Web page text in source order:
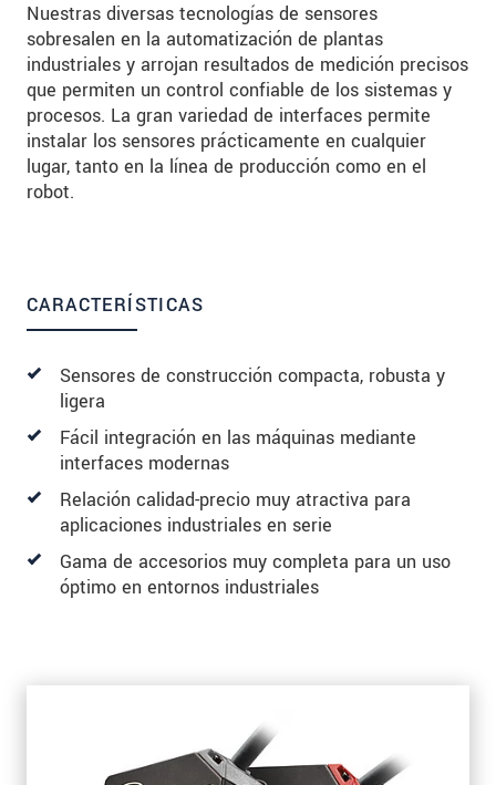
Nuestras diversas tecnologías de sensores
sobresalen en la automatización de plantas
industriales y arrojan resultados de medición precisos
que permiten un control confiable de los sistemas y
procesos. La gran variedad de interfaces permite
instalar los sensores prácticamente en cualquier
lugar, tanto en la línea de producción como en el
robot.
CARACTERÍSTICAS
Sensores de construcción compacta, robusta y
ligera
Fácil integración en las máquinas mediante
interfaces modernas
Relación calidad-precio muy atractiva para
aplicaciones industriales en serie
Gama de accesorios muy completa para un uso
óptimo en entornos industriales